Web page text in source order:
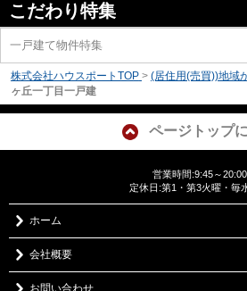
こだわり特集
一戸建て物件特集
株式会社ハウスポートTOP > (居住用(売買))地域
ヶ丘一丁目一戸建
ページトップ
営業時間:9:45～20:00
定休日:第1・第3火曜・毎
ホーム
会社概要
お問い合わせ